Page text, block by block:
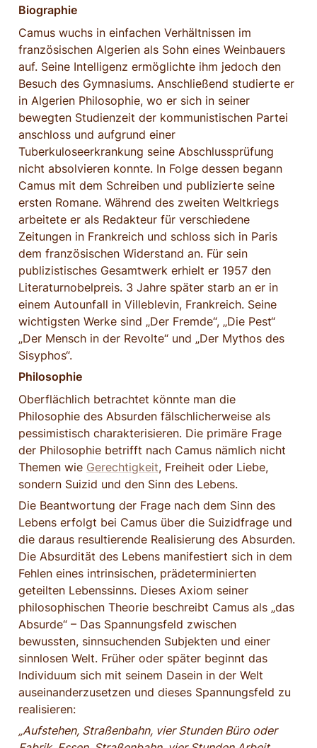
Biographie
Camus wuchs in einfachen Verhältnissen im
französischen Algerien als Sohn eines Weinbauers
auf. Seine Intelligenz ermöglichte ihm jedoch den
Besuch des Gymnasiums. Anschließend studierte er
in Algerien Philosophie, wo er sich in seiner
bewegten Studienzeit der kommunistischen Partei
anschloss und aufgrund einer
Tuberkuloseerkrankung seine Abschlussprüfung
nicht absolvieren konnte. In Folge dessen begann
Camus mit dem Schreiben und publizierte seine
ersten Romane. Während des zweiten Weltkriegs
arbeitete er als Redakteur für verschiedene
Zeitungen in Frankreich und schloss sich in Paris
dem französischen Widerstand an. Für sein
publizistisches Gesamtwerk erhielt er 1957 den
Literaturnobelpreis. 3 Jahre später starb an er in
einem Autounfall in Villeblevin, Frankreich. Seine
wichtigsten Werke sind „Der Fremde“, „Die Pest“
„Der Mensch in der Revolte“ und „Der Mythos des
Sisyphos“.
Philosophie
Oberflächlich betrachtet könnte man die
Philosophie des Absurden fälschlicherweise als
pessimistisch charakterisieren. Die primäre Frage
der Philosophie betrifft nach Camus nämlich nicht
Themen wie Gerechtigkeit, Freiheit oder Liebe,
sondern Suizid und den Sinn des Lebens.
Die Beantwortung der Frage nach dem Sinn des
Lebens erfolgt bei Camus über die Suizidfrage und
die daraus resultierende Realisierung des Absurden.
Die Absurdität des Lebens manifestiert sich in dem
Fehlen eines intrinsischen, prädeterminierten
geteilten Lebenssinns. Dieses Axiom seiner
philosophischen Theorie beschreibt Camus als „das
Absurde“ – Das Spannungsfeld zwischen
bewussten, sinnsuchenden Subjekten und einer
sinnlosen Welt. Früher oder später beginnt das
Individuum sich mit seinem Dasein in der Welt
auseinanderzusetzen und dieses Spannungsfeld zu
realisieren:
„Aufstehen, Straßenbahn, vier Stunden Büro oder